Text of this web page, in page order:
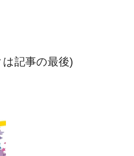
記事の最後)